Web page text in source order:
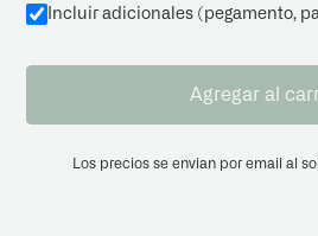
Incluir adicionales (pegamento,
Agregar al
Los precios se envian por email al